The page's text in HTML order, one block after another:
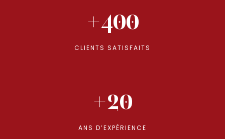
+400
CLIENTS SATISFAITS
+20
ANS D’EXPÉRIENCE